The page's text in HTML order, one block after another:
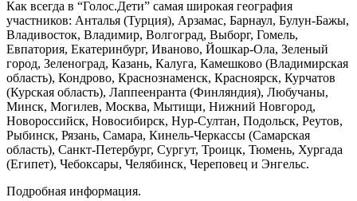
Как всегда в “Голос.Дети” самая широкая география
участников: Анталья (Турция), Арзамас, Барнаул, Булун-Бажы,
Владивосток, Владимир, Волгоград, Выборг, Гомель,
Евпатория, Екатеринбург, Иваново, Йошкар-Ола, Зеленый
город, Зеленоград, Казань, Калуга, Камешково (Владимирская
область), Кондрово, Краснознаменск, Красноярск, Курчатов
(Курская область), Лаппеенранта (Финляндия), Любучаны,
Минск, Могилев, Москва, Мытищи, Нижний Новгород,
Новороссийск, Новосибирск, Нур-Султан, Подольск, Реутов,
Рыбинск, Рязань, Самара, Кинель-Черкассы (Самарская
область), Санкт-Петербург, Сургут, Троицк, Тюмень, Хургада
(Египет), Чебоксары, Челябинск, Череповец и Энгельс.
Подробная информация.